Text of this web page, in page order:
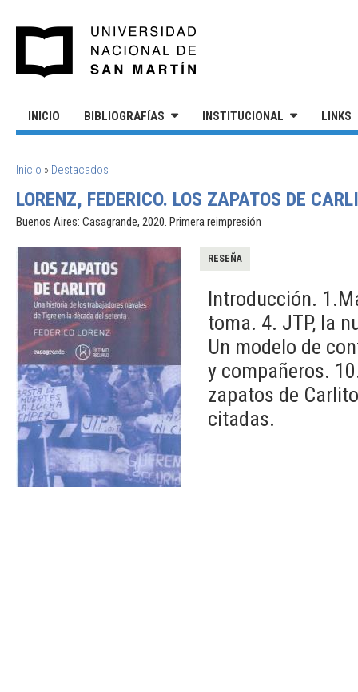
INICIO BIBLIOGRAFÍAS INSTITUCIONAL LINKS
SE ENCUENTRA USTED AQUÍ
Inicio » Destacados
LORENZ, FEDERICO. LOS ZAPATOS DE
Buenos Aires: Casagrande, 2020. Primera reimpresión
RESEÑA
Introducción.
toma. 4. JTP, la
Un modelo de
y compañeros.
zapatos de
citadas.